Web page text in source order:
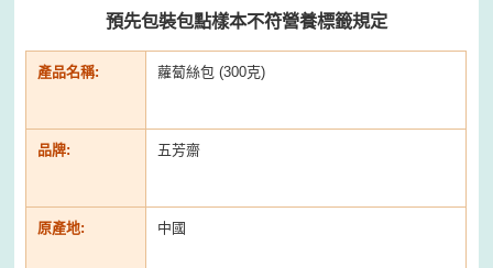
預先包裝包點樣本不符營養標籤規定
產品名稱: 蘿蔔絲包 (300克)
品牌: 五芳齋
原產地: 中國